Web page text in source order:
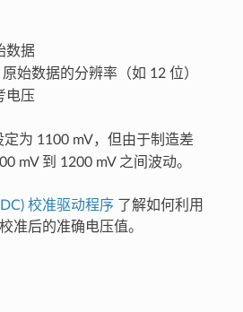
数据
始数据的分辨率（如 12 位）
电压
定为 1100 mV，但由于制造差
mV 到 1200 mV 之间波动。
校准驱动程序 了解如何利用
准后的准确电压值。